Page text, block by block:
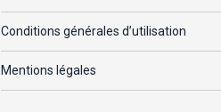
Conditions générales d’utilisation
Mentions légales